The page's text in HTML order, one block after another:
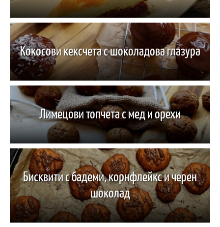
Кокосови кексчета с шоколадова глазура
Лимецови топчета с мед и орехи
Бисквити с бадеми, корнфлейкс и черен
шоколад